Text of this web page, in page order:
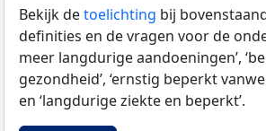
Bekijk detoelichting bij
definities en de vragen voor de
meer langdurige aandoeningen’,
gezondheid’, ‘ernstig beperkt
en ‘langdurige ziekte en beperkt’.